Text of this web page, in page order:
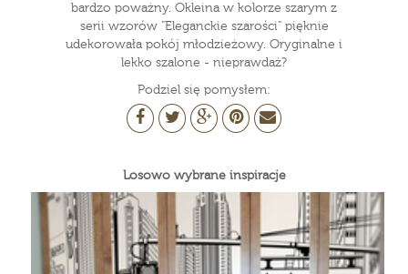
bardzo poważny. Okleina w kolorze szarym z
serii wzorów "Eleganckie szarości" pięknie
udekorowała pokój młodzieżowy. Oryginalne i
lekko szalone - nieprawdaż?
Podziel się pomysłem:
Losowo wybrane inspiracje